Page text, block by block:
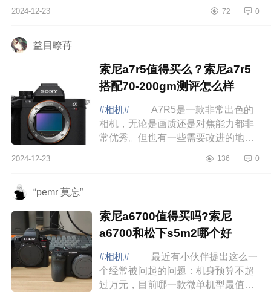
选？gopro13和360x4哪款好用
2024-12-23 72 0
益目瞭苒
索尼a7r5值得买么？索尼a7r5
搭配70-200gm测评怎么样
#相机#
A7R5是一款非常出色的
相机，无论是画质还是对焦能力都非
常优秀。但也有一些需要改进的地
为大家介绍下索尼a7r5值得买么？索
2024-12-23 136 0
“pemr 莫忘”
索尼a6700值得买吗?索尼
a6700和松下s5m2哪个好
#相机#
最近有小伙伴提出这么一
个经常被问起的问题：机身预算不超
过万元，目前哪一款微单机型最值得